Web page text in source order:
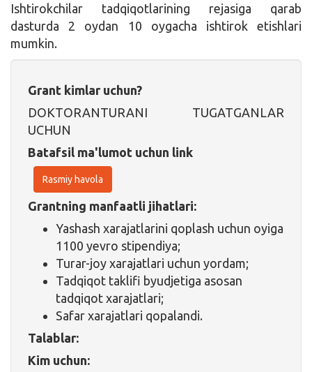
Ishtirokchilar tadqiqotlarining rejasiga qarab
dasturda 2 oydan 10 oygacha ishtirok etishlari
mumkin.
Grant kimlar uchun?
DOKTORANTURANI TUGATGANLAR
UCHUN
Batafsil ma'lumot uchun link
Rasmiy havola
Grantning manfaatli jihatlari:
Yashash xarajatlarini qoplash uchun oyiga
1100 yevro stipendiya;
Turar-joy xarajatlari uchun yordam;
Tadqiqot taklifi byudjetiga asosan
tadqiqot xarajatlari;
Safar xarajatlari qopalandi.
Talablar:
Kim uchun: